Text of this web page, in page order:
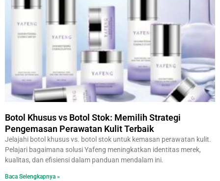
Botol Khusus vs Botol Stok: Memilih Strategi
Pengemasan Perawatan Kulit Terbaik
Jelajahi botol khusus vs. botol stok untuk kemasan perawatan kulit.
Pelajari bagaimana solusi Yafeng meningkatkan identitas merek,
kualitas, dan efisiensi dalam panduan mendalam ini.
Baca Selengkapnya »